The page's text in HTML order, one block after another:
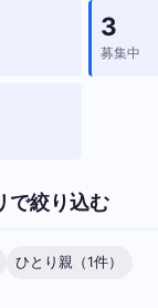
3
募集中
で絞り込む
ひとり親（1件）